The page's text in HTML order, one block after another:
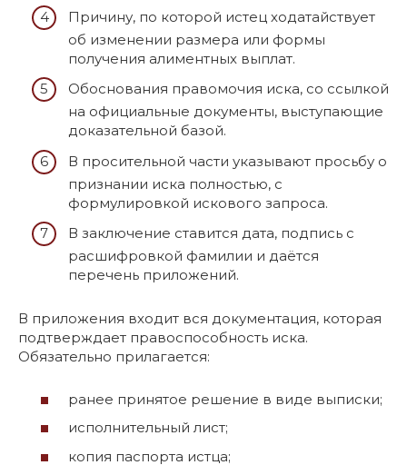
Причину, по которой истец ходатайствует
об изменении размера или формы
получения алиментных выплат.
Обоснования правомочия иска, со ссылкой
на официальные документы, выступающие
доказательной базой.
В просительной части указывают просьбу о
признании иска полностью, с
формулировкой искового запроса.
В заключение ставится дата, подпись с
расшифровкой фамилии и даётся
перечень приложений.
В приложения входит вся документация, которая
подтверждает правоспособность иска.
Обязательно прилагается:
ранее принятое решение в виде выписки;
исполнительный лист;
копия паспорта истца;